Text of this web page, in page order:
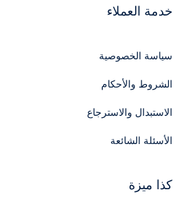
خدمة العملاء
سياسة الخصوصية
الشروط والأحكام
الاستبدال والاسترجاع
الأسئلة الشائعة
كذا ميزة